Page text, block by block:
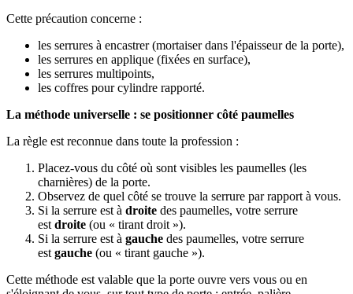
Cette précaution concerne :
les serrures à encastrer (mortaiser dans l'épaisseur de la porte),
les serrures en applique (fixées en surface),
les serrures multipoints,
les coffres pour cylindre rapporté.
La méthode universelle : se positionner côté paumelles
La règle est reconnue dans toute la profession :
Placez-vous du côté où sont visibles les paumelles (les
charnières) de la porte.
Observez de quel côté se trouve la serrure par rapport à vous.
Si la serrure est à droite des paumelles, votre serrure
est droite (ou « tirant droit »).
Si la serrure est à gauche des paumelles, votre serrure
est gauche (ou « tirant gauche »).
Cette méthode est valable que la porte ouvre vers vous ou en